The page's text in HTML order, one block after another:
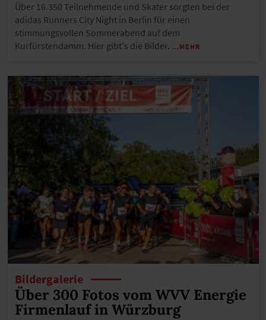
Über 16.350 Teilnehmende und Skater sorgten bei der
adidas Runners City Night in Berlin für einen
stimmungsvollen Sommerabend auf dem
Kurfürstendamm. Hier gibt's die Bilder. …MEHR
Bildergalerie
Über 300 Fotos vom WVV Energie
Firmenlauf in Würzburg